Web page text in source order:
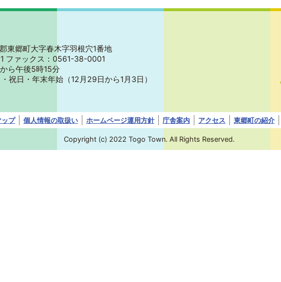
東郷町大字春木字羽根穴1番地
ファックス：0561-38-0001
ら午後5時15分
祝日・年末年始 （12月29日から1月3日）
プ 個人情報の取扱い ホームページ運用方針 庁舎案内 アクセス 東郷町の紹介
Copyright (c) 2022 Togo Town. All Rights Reserved.